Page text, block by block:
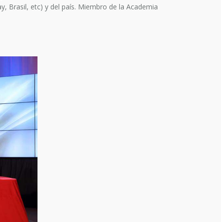
Brasil, etc) y del país. Miembro de la Academia